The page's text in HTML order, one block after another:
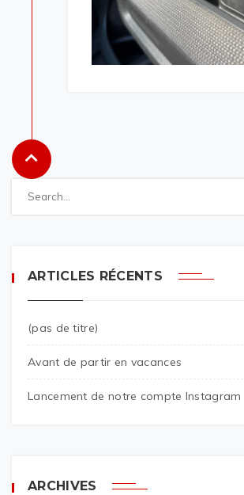
ARTICLES RÉCENTS
(pas de titre)
Avant de partir en vacances
Lancement de notre compte Instagram
ARCHIVES